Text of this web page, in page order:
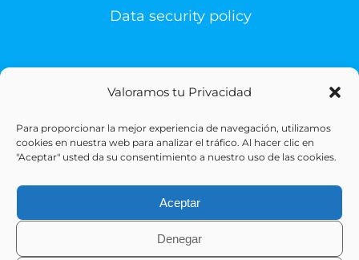
Valoramos tu Privacidad
Para proporcionar la mejor experiencia de navegación, utilizamos
cookies en nuestra web para analizar el tráfico. Al hacer clic en
"Aceptar" usted da su consentimiento a nuestro uso de las cookies.
Aceptar
Denegar
Data security policy
© Copyright 1993 -2026 | Sigesa Sistemas de Gestión
Sanitaria | All Rights Reserved